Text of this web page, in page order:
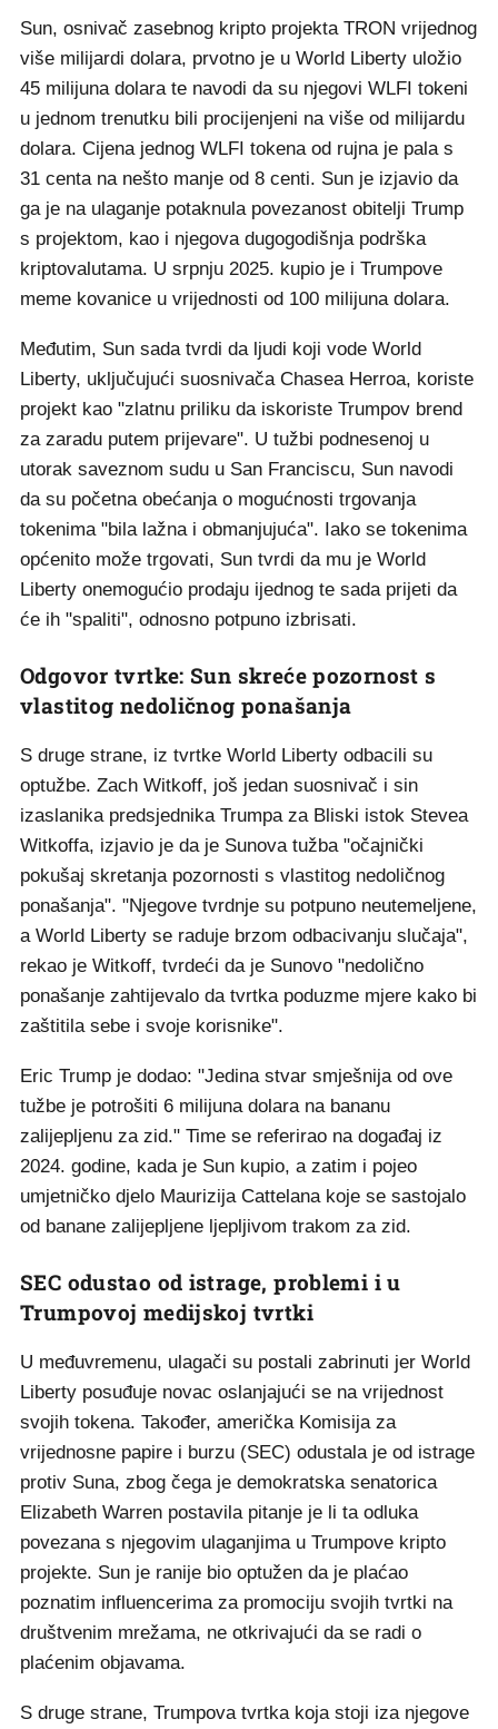
Sun, osnivač zasebnog kripto projekta TRON vrijednog
više milijardi dolara, prvotno je u World Liberty uložio
45 milijuna dolara te navodi da su njegovi WLFI tokeni
u jednom trenutku bili procijenjeni na više od milijardu
dolara. Cijena jednog WLFI tokena od rujna je pala s
31 centa na nešto manje od 8 centi. Sun je izjavio da
ga je na ulaganje potaknula povezanost obitelji Trump
s projektom, kao i njegova dugogodišnja podrška
kriptovalutama. U srpnju 2025. kupio je i Trumpove
meme kovanice u vrijednosti od 100 milijuna dolara.
Međutim, Sun sada tvrdi da ljudi koji vode World
Liberty, uključujući suosnivača Chasea Herroa, koriste
projekt kao "zlatnu priliku da iskoriste Trumpov brend
za zaradu putem prijevare". U tužbi podnesenoj u
utorak saveznom sudu u San Franciscu, Sun navodi
da su početna obećanja o mogućnosti trgovanja
tokenima "bila lažna i obmanjujuća". Iako se tokenima
općenito može trgovati, Sun tvrdi da mu je World
Liberty onemogućio prodaju ijednog te sada prijeti da
će ih "spaliti", odnosno potpuno izbrisati.
Odgovor tvrtke: Sun skreće pozornost s
vlastitog nedoličnog ponašanja
S druge strane, iz tvrtke World Liberty odbacili su
optužbe. Zach Witkoff, još jedan suosnivač i sin
izaslanika predsjednika Trumpa za Bliski istok Stevea
Witkoffa, izjavio je da je Sunova tužba "očajnički
pokušaj skretanja pozornosti s vlastitog nedoličnog
ponašanja". "Njegove tvrdnje su potpuno neutemeljene,
a World Liberty se raduje brzom odbacivanju slučaja",
rekao je Witkoff, tvrdeći da je Sunovo "nedolično
ponašanje zahtijevalo da tvrtka poduzme mjere kako bi
zaštitila sebe i svoje korisnike".
Eric Trump je dodao: "Jedina stvar smješnija od ove
tužbe je potrošiti 6 milijuna dolara na bananu
zalijepljenu za zid." Time se referirao na događaj iz
2024. godine, kada je Sun kupio, a zatim i pojeo
umjetničko djelo Maurizija Cattelana koje se sastojalo
od banane zalijepljene ljepljivom trakom za zid.
SEC odustao od istrage, problemi i u
Trumpovoj medijskoj tvrtki
U međuvremenu, ulagači su postali zabrinuti jer World
Liberty posuđuje novac oslanjajući se na vrijednost
svojih tokena. Također, američka Komisija za
vrijednosne papire i burzu (SEC) odustala je od istrage
protiv Suna, zbog čega je demokratska senatorica
Elizabeth Warren postavila pitanje je li ta odluka
povezana s njegovim ulaganjima u Trumpove kripto
projekte. Sun je ranije bio optužen da je plaćao
poznatim influencerima za promociju svojih tvrtki na
društvenim mrežama, ne otkrivajući da se radi o
plaćenim objavama.
S druge strane, Trumpova tvrtka koja stoji iza njegove